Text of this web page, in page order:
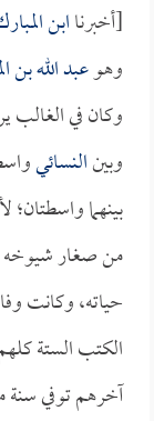
[أخبرناابن
وهوعبد الله بن
وكان في الغالب
وبينالنسائي
بينهما
من صغار شيوخه
حياته، وكانت
الكتب الستة
آخرهم توفي سنة